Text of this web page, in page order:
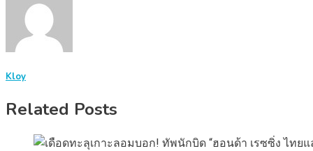
Kloy
Related Posts